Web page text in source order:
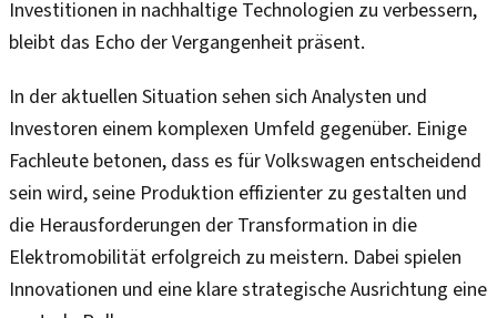
Investitionen in nachhaltige Technologien zu verbessern,
bleibt das Echo der Vergangenheit präsent.
In der aktuellen Situation sehen sich Analysten und
Investoren einem komplexen Umfeld gegenüber. Einige
Fachleute betonen, dass es für Volkswagen entscheidend
sein wird, seine Produktion effizienter zu gestalten und
die Herausforderungen der Transformation in die
Elektromobilität erfolgreich zu meistern. Dabei spielen
Innovationen und eine klare strategische Ausrichtung eine